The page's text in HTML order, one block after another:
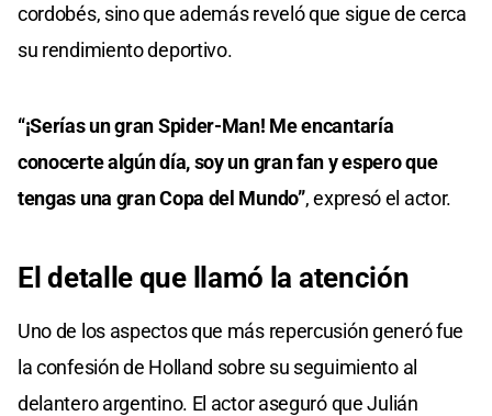
cordobés, sino que además reveló que sigue de cerca
su rendimiento deportivo.
“¡Serías un gran Spider-Man! Me encantaría
conocerte algún día, soy un gran fan y espero que
tengas una gran Copa del Mundo”, expresó el actor.
El detalle que llamó la atención
Uno de los aspectos que más repercusión generó fue
la confesión de Holland sobre su seguimiento al
delantero argentino. El actor aseguró que Julián